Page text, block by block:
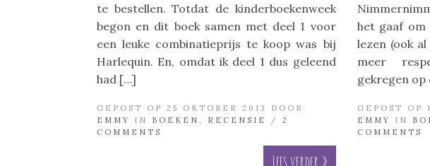
te bestellen. Totdat de kinderboekenweek
begon en dit boek samen met deel 1 voor
een leuke combinatieprijs te koop was bij
Harlequin. En, omdat ik deel 1 dus geleend
had […]
GEPOST OP 25 OKTOBER 2013 DOOR
EMMY
IN BOEKEN , RECENSIE / 2
COMMENTS
Lees verder »
het gaaf
lezen (ook
meer
gekregen op
GEPOST OP
EMMY
IN
COMMENTS